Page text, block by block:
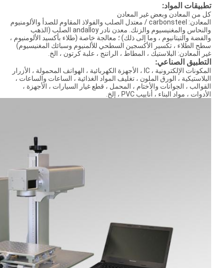
تطبيقات المواد:
كل من المعادن وبعض غير المعادن
المعادن: carbonsteel / معتدل الصلب والفولاذ المقاوم للصدأ والألومنيوم
والنحاس والمغنيسيوم والزنك.
معدن نادر andalloy الصلب (الذهب
والفضة والتيتانيوم ، وما إلى ذلك) ؛ معالجة خاصة (طلاء بأكسيد الألومنيوم ،
سطح الطلاء ، تكسير الأكسجين السطحي للألمنيوم وسبائك المغنيسيوم)
غير المعادن: البلاستيك ، المطاط ، الراتنج ، علبة كرتون ، الخ.
التطبيق الصناعي:
المكونات الإلكترونية ، IC ، الأجهزة الكهربائية ، الهواتف المحمولة ، الأزرار
البلاستيكية ، الورق الملون ، تغليف المواد الغذائية ، الساعات والساعات ،
القوالب ، الجوانات والأختام ، المحمل ، قطع غيار السيارات ، الأجهزة ،
الأدوات ، مواد البناء ، أنابيب PVC ، إلخ.